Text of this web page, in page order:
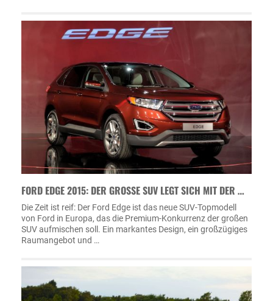
FORD EDGE 2015: DER GROSSE SUV LEGT SICH MIT DER …
Die Zeit ist reif: Der Ford Edge ist das neue SUV-Topmodell
von Ford in Europa, das die Premium-Konkurrenz der großen
SUV aufmischen soll. Ein markantes Design, ein großzügiges
Raumangebot und …